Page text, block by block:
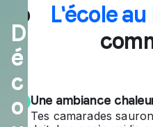
Plo
ng
e
da
ns
D
é
c
o
L'école
Une ambiance
Tes camarades